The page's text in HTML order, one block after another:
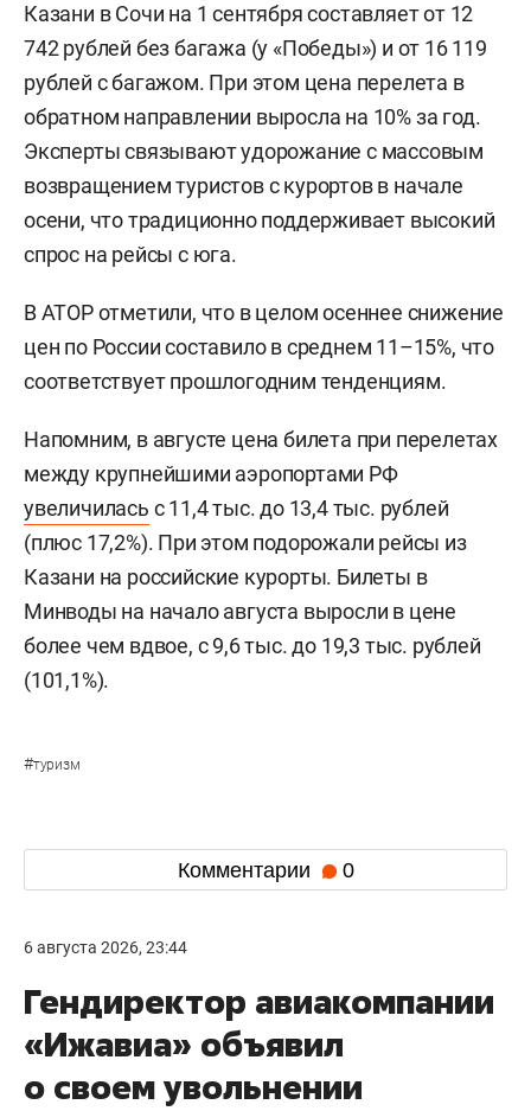
Казани в Сочи на 1 сентября составляет от 12
742 рублей без багажа (у «Победы») и от 16 119
рублей с багажом. При этом цена перелета в
обратном направлении выросла на 10% за год.
Эксперты связывают удорожание с массовым
возвращением туристов с курортов в начале
осени, что традиционно поддерживает высокий
спрос на рейсы с юга.
В АТОР отметили, что в целом осеннее снижение
цен по России составило в среднем 11–15%, что
соответствует прошлогодним тенденциям.
Напомним, в августе цена билета при перелетах
между крупнейшими аэропортами РФ
увеличилась с 11,4 тыс. до 13,4 тыс. рублей
(плюс 17,2%). При этом подорожали рейсы из
Казани на российские курорты. Билеты в
Минводы на начало августа выросли в цене
более чем вдвое, с 9,6 тыс. до 19,3 тыс. рублей
(101,1%).
#туризм
Комментарии 0
6 августа 2026, 23:44
Гендиректор авиакомпании
«Ижавиа» объявил
о своем увольнении